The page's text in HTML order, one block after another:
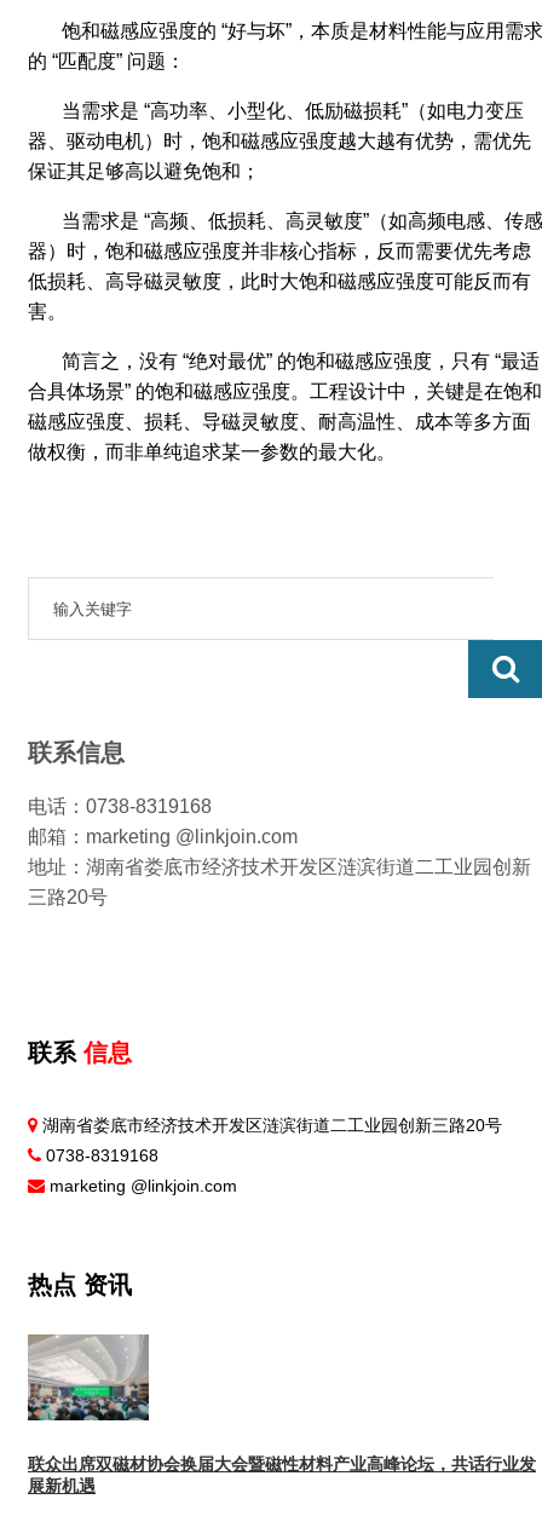
饱和磁感应强度的 “好与坏”，本质是材料性能与应用需求
的 “匹配度” 问题：
当需求是 “高功率、小型化、低励磁损耗”（如电力变压
器、驱动电机）时，饱和磁感应强度越大越有优势，需优先
保证其足够高以避免饱和；
当需求是 “高频、低损耗、高灵敏度”（如高频电感、传感
器）时，饱和磁感应强度并非核心指标，反而需要优先考虑
低损耗、高导磁灵敏度，此时大饱和磁感应强度可能反而有
害。
简言之，没有 “绝对最优” 的饱和磁感应强度，只有 “最适
合具体场景” 的饱和磁感应强度。工程设计中，关键是在饱和
磁感应强度、损耗、导磁灵敏度、耐高温性、成本等多方面
做权衡，而非单纯追求某一参数的最大化。
联系信息
电话：0738-8319168
邮箱：marketing @linkjoin.com
地址：湖南省娄底市经济技术开发区涟滨街道二工业园创新
三路20号
联系信息
湖南省娄底市经济技术开发区涟滨街道二工业园创新三路20号
0738-8319168
marketing @linkjoin.com
热点 资讯
联众出席双磁材协会换届大会暨磁性材料产业高峰论坛，共话行业发
展新机遇